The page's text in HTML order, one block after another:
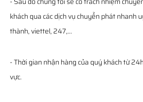
khách qua các dịch vụ chuyển phát nhanh
thành, viettel, 247,...
- Thời gian nhận hàng của quý khách từ
vực.